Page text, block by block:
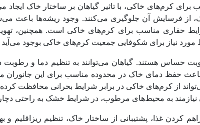
کرم‌های خاکی، با تاثیر گیاهان بر ساختار خاک ایجاد
از فرسایش آن جلوگیری می‌کنند. وجود ریشه‌ها باعث
حفاری مناسب برای کرم‌های خاکی است. همچنین،
مورد نیاز برای شکوفایی جمعیت کرم‌های خاکی بوجود می‌آید
حساس هستند. گیاهان می‌توانند به تنظیم دما و
باعث حفظ دمای خاک در محدوده مناسب برای این
می‌تواند از کرم‌های خاکی در برابر شرایط بحرانی محافظت
نیازمند به محیط‌های مرطوب، در شرایط خشک به راحتی
کردن غذا، پشتیبانی از ساختار خاک، تنظیم ریزاقلیم و